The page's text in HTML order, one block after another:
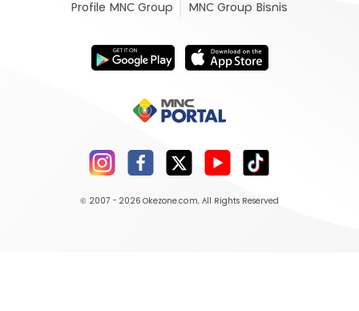
Profile MNC Group MNC Group Bisnis
© 2007 - 2026 Okezone.com, All Rights Reserved